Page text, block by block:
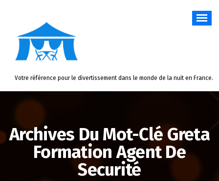
Votre référence pour le divertissement dans le monde de la nuit en France.
Archives Du Mot-Clé Greta
Formation Agent De
Securité